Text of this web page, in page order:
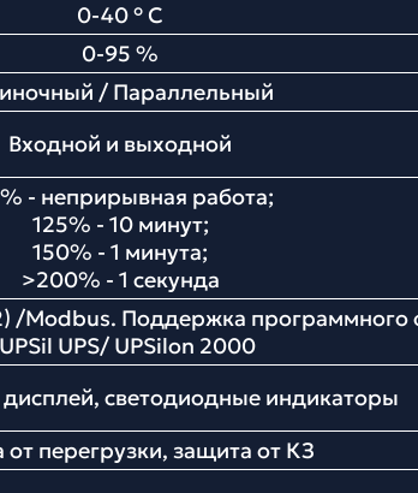
0-40 ° С
0-95 %
/ Параллельный
Входной и выходной
- неприрывная работа;
125% - 10 минут;
150% - 1 минута;
>200% - 1 секунда
/Modbus. Поддержка программного
UPS/ UPSilon 2000
светодиодные индикаторы
от перегрузки, защита от КЗ